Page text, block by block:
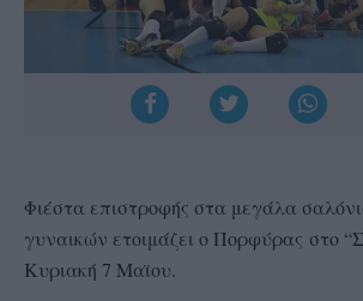
Φιέστα επιστροφής στα μεγάλα
γυναικών ετοιμάζει ο Πορφύρας στο
Κυριακή 7 Μαϊου.